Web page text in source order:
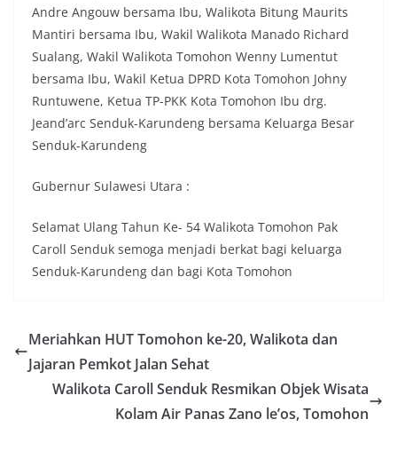
Andre Angouw bersama Ibu, Walikota Bitung Maurits
Mantiri bersama Ibu, Wakil Walikota Manado Richard
Sualang, Wakil Walikota Tomohon Wenny Lumentut
bersama Ibu, Wakil Ketua DPRD Kota Tomohon Johny
Runtuwene, Ketua TP-PKK Kota Tomohon Ibu drg.
Jeand’arc Senduk-Karundeng bersama Keluarga Besar
Senduk-Karundeng
Gubernur Sulawesi Utara :
Selamat Ulang Tahun Ke- 54 Walikota Tomohon Pak
Caroll Senduk semoga menjadi berkat bagi keluarga
Senduk-Karundeng dan bagi Kota Tomohon
Meriahkan HUT Tomohon ke-20, Walikota dan
Jajaran Pemkot Jalan Sehat
Walikota Caroll Senduk Resmikan Objek Wisata
Kolam Air Panas Zano le’os, Tomohon